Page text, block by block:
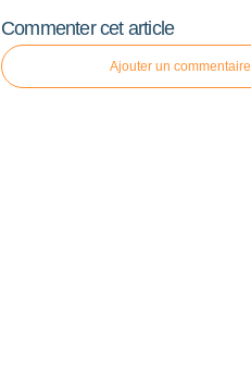
Commenter cet article
Ajouter un commentaire